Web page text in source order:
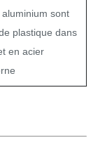
sont
plastique dans
en acier